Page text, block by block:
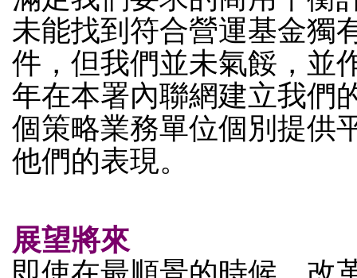
未能找到符合營運基金獨
件，但我們並未氣餒，並
年在本署內聯網建立我們
個策略業務單位個別提供
他們的表現。
展望將來